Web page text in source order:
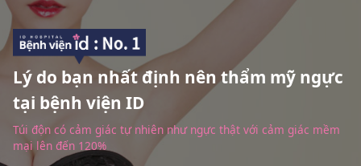
Lý do bạn nhất định nên thẩm mỹ ngực
tại bệnh viện ID
Túi độn có cảm giác tự nhiên như ngực thật với cảm giác mềm
mại lên đến 120%